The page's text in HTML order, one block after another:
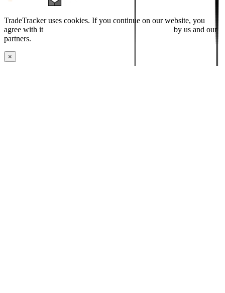
TradeTracker uses cookies. If you continue on our website, you
agree with it
by us and our
partners.
×